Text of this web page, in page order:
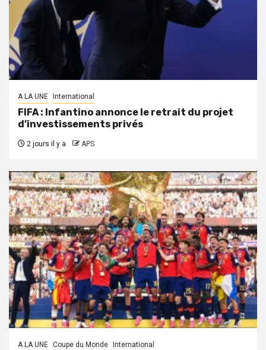
A LA UNE International
FIFA : Infantino annonce le retrait du projet
d’investissements privés
2 jours il y a APS
A LA UNE Coupe du Monde International